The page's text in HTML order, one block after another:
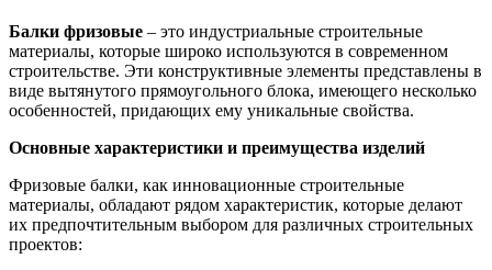
Балки фризовые – это индустриальные строительные
материалы, которые широко используются в современном
строительстве. Эти конструктивные элементы представлены в
виде вытянутого прямоугольного блока, имеющего несколько
особенностей, придающих ему уникальные свойства.
Основные характеристики и преимущества изделий
Фризовые балки, как инновационные строительные
материалы, обладают рядом характеристик, которые делают
их предпочтительным выбором для различных строительных
проектов: